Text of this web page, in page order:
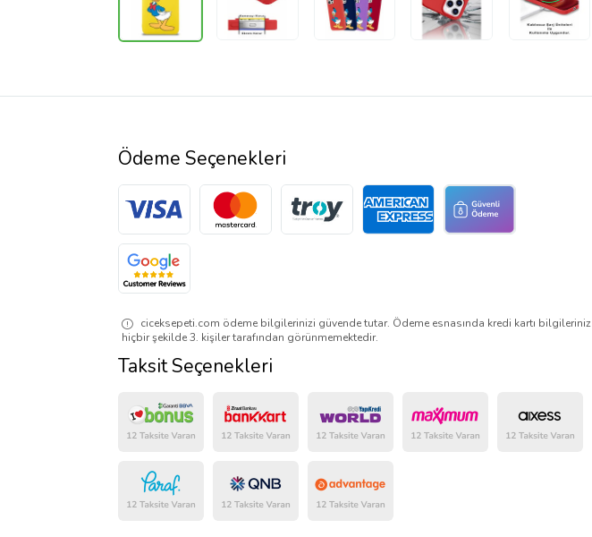
Ödeme Seçenekleri
ciceksepeti.com ödeme bilgilerinizi güvende tutar. Ödeme esnasında kredi kartı bilgileriniz
hiçbir şekilde 3. kişiler tarafından görünmemektedir.
Taksit Seçenekleri